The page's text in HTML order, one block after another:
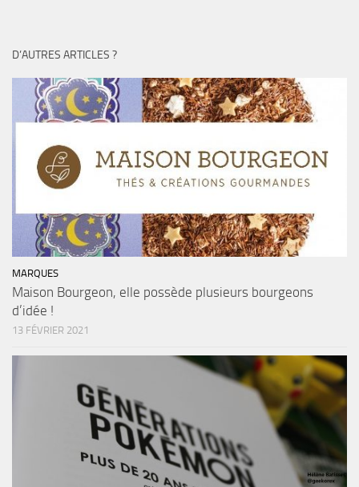
D’AUTRES ARTICLES ?
MARQUES
Maison Bourgeon, elle possède plusieurs bourgeons
d’idée !
13 FÉVRIER 2021